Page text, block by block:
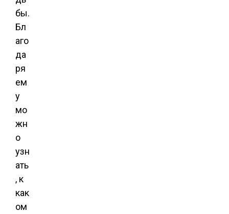
бы.
Бл
аго
да
ря
ем
у
мо
жн
о
узн
ать
, к
как
ом